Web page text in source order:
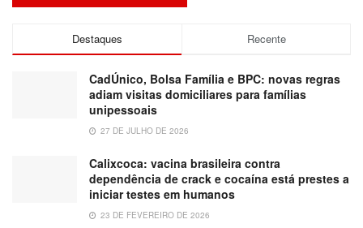
Destaques Recente
CadÚnico, Bolsa Família e BPC: novas regras
adiam visitas domiciliares para famílias
unipessoais
27 DE JULHO DE 2026
Calixcoca: vacina brasileira contra
dependência de crack e cocaína está prestes a
iniciar testes em humanos
23 DE FEVEREIRO DE 2026